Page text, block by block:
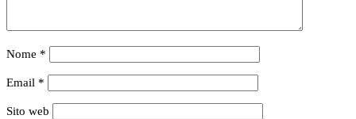
Nome *
Email *
Sito web